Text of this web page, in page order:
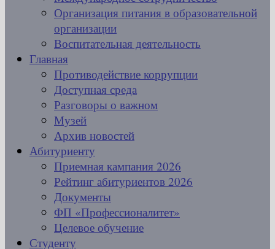
Организация питания в образовательной
организации
Воспитательная деятельность
Главная
Противодействие коррупции
Доступная среда
Разговоры о важном
Музей
Архив новостей
Абитуриенту
Приемная кампания 2026
Рейтинг абитуриентов 2026
Документы
ФП «Профессионалитет»
Целевое обучение
Студенту